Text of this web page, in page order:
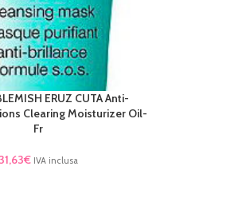
ERUZ CUTA Anti-
Clearing Moisturizer Oil-
Fr
31,63€ IVA inclusa